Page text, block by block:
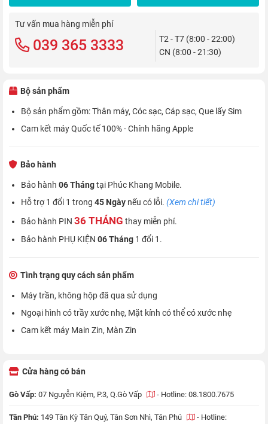
Tư vấn mua hàng miễn phí
039 365 3333
T2 - T7 (8:00 - 22:00)
CN (8:00 - 21:30)
Bộ sản phẩm
Bộ sản phẩm gồm: Thân máy, Cóc sạc, Cáp sạc, Que lấy Sim
Cam kết máy Quốc tế 100% - Chính hãng Apple
Bảo hành
Bảo hành 06 Thángtại Phúc Khang Mobile.
Hỗ trợ 1 đổi 1 trong 45 Ngày nếu có lỗi. (Xem chi tiết)
Bảo hành PIN 36 THÁNG thay miễn phí.
Bảo hành PHỤ KIỆN 06 Tháng 1 đổi 1.
Tình trạng quy cách sản phẩm
Máy trần, không hộp đã qua sử dụng
Ngoại hình có trầy xước nhẹ, Mặt kính có thể có xước nhẹ
Cam kết máy Main Zin, Màn Zin
Cửa hàng có bán
Gò Vấp: 07 Nguyễn Kiệm, P.3, Q.Gò Vấp - Hotline: 08.1800.7675
Tân Phú: 149 Tân Kỳ Tân Quý, Tân Sơn Nhì, Tân Phú - Hotline: